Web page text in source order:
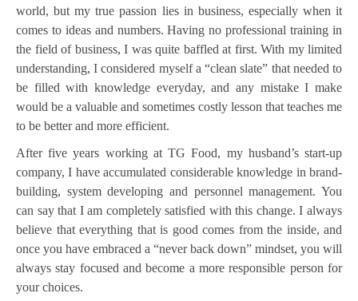
world, but my true passion lies in business, especially when it
comes to ideas and numbers. Having no professional training in
the field of business, I was quite baffled at first. With my limited
understanding, I considered myself a “clean slate” that needed to
be filled with knowledge everyday, and any mistake I make
would be a valuable and sometimes costly lesson that teaches me
to be better and more efficient.
After five years working at TG Food, my husband’s start-up
company, I have accumulated considerable knowledge in brand-
building, system developing and personnel management. You
can say that I am completely satisfied with this change. I always
believe that everything that is good comes from the inside, and
once you have embraced a “never back down” mindset, you will
always stay focused and become a more responsible person for
your choices.